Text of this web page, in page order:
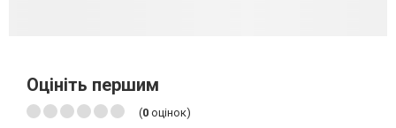
Оцініть першим
(0 оцінок)